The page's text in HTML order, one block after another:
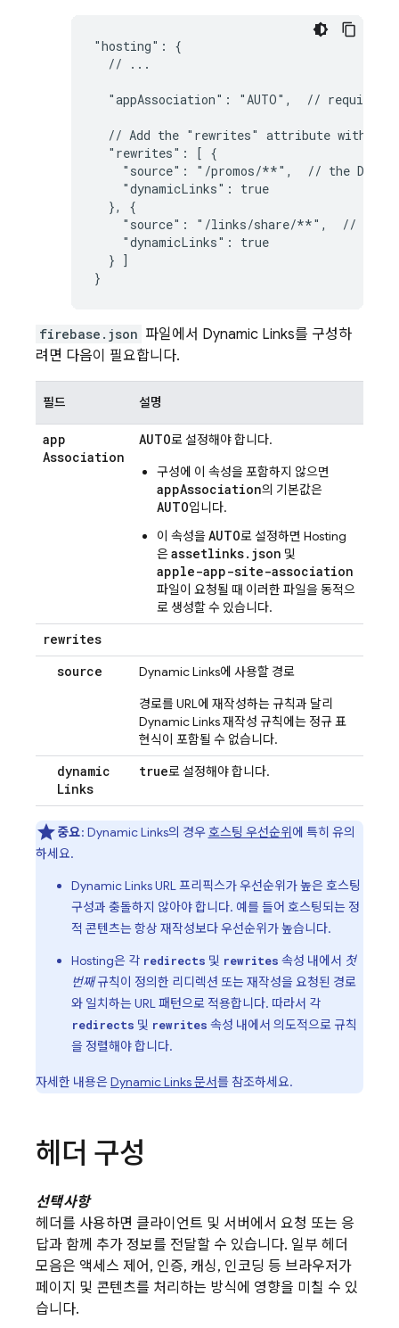
"hosting": {
  // ...
"appAssociation": "AUTO",  // required
// Add the "rewrites" attribute within
  "rewrites": [ {
    "source": "/promos/**",  // the
    "dynamicLinks": true
  }, {
    "source": "/links/share/**",  // the
    "dynamicLinks": true
  } ]
}
firebase.json 파일에서 Dynamic Links를 구성하
려면 다음이 필요합니다.
필드 설명
app
Association
AUTO로 설정해야 합니다.
구성에 이 속성을 포함하지 않으면
appAssociation의 기본값은
AUTO입니다.
이 속성을AUTO로 설정하면 Hosting
은assetlinks.json 및
apple-app-site-association
파일이 요청될 때 이러한 파일을 동적으
로 생성할 수 있습니다.
rewrites
source
Dynamic Links에 사용할 경로
경로를 URL에 재작성하는 규칙과 달리
Dynamic Links재작성 규칙에는 정규 표
현식이 포함될 수 없습니다.
dynamic
Links
true로 설정해야 합니다.
중요: Dynamic Links의 경우호스팅 우선순위에 특히 유의
하세요.
Dynamic LinksURL 프리픽스가 우선순위가 높은 호스팅
구성과 충돌하지 않아야 합니다. 예를 들어 호스팅되는 정
적 콘텐츠는 항상 재작성보다 우선순위가 높습니다.
Hosting은 각 redirects 및 rewrites 속성 내에서 첫
번째규칙이 정의한 리디렉션 또는 재작성을 요청된 경로
와 일치하는 URL 패턴으로 적용합니다. 따라서 각
redirects 및 rewrites 속성 내에서 의도적으로 규칙
을 정렬해야 합니다.
자세한 내용은Dynamic Links문서를 참조하세요.
헤더 구성
선택사항
헤더를 사용하면 클라이언트 및 서버에서 요청 또는 응
답과 함께 추가 정보를 전달할 수 있습니다. 일부 헤더
모음은 액세스 제어, 인증, 캐싱, 인코딩 등 브라우저가
페이지 및 콘텐츠를 처리하는 방식에 영향을 미칠 수 있
습니다.